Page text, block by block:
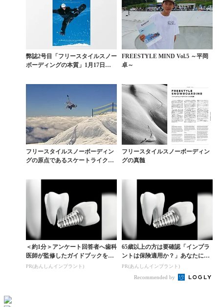
弊誌2号目「フリースタイルスノー
ボーディングの本質」1月17日
FREESTYLE MIND Vol.5 ～平岡
卓～
フリースタイルスノーボーディン
グの原点であるスケートライクな
フリースタイルスノーボーディン
グの真髄
＜約1分＞アンケート回答者へ歯科
医師が監修したガイドブックをプ
レゼント。65歳以...
PR(あんしんインプラント)
65歳以上の方は要確認「インプラ
ントは保険適用か？」あなたに沿
った治療法や費用を...
PR(あんしんインプラント)
Recommended by